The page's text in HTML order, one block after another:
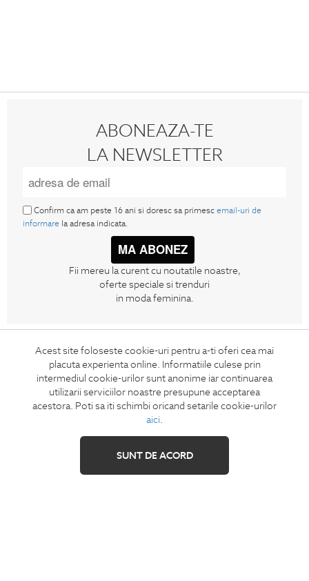
Acest site foloseste cookie-uri pentru a-ti oferi cea mai
placuta experienta online. Informatiile culese prin
intermediul cookie-urilor sunt anonime iar continuarea
utilizarii serviciilor noastre presupune acceptarea
acestora. Poti sa iti schimbi oricand setarile cookie-urilor
aici.
SUNT DE ACORD
ABONEAZA-TE
LA NEWSLETTER
Confirm ca am peste 16 ani si doresc sa primesc email-uri de
informare la adresa indicata.
MA ABONEZ
Fii mereu la curent cu noutatile noastre,
oferte speciale si trenduri
in moda feminina.
CONCIERGE
Termeni si conditii
Retur
Securitatea datelor
Feedback site
SOL